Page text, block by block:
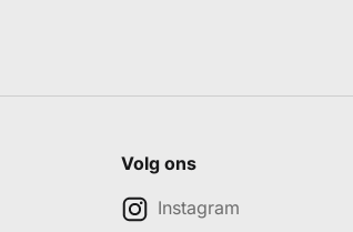
Volg ons
Instagram